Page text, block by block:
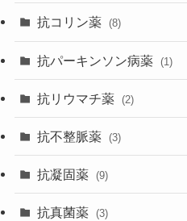
抗コリン薬 (8)
抗パーキンソン病薬 (1)
抗リウマチ薬 (2)
抗不整脈薬 (3)
抗凝固薬 (9)
抗真菌薬 (3)